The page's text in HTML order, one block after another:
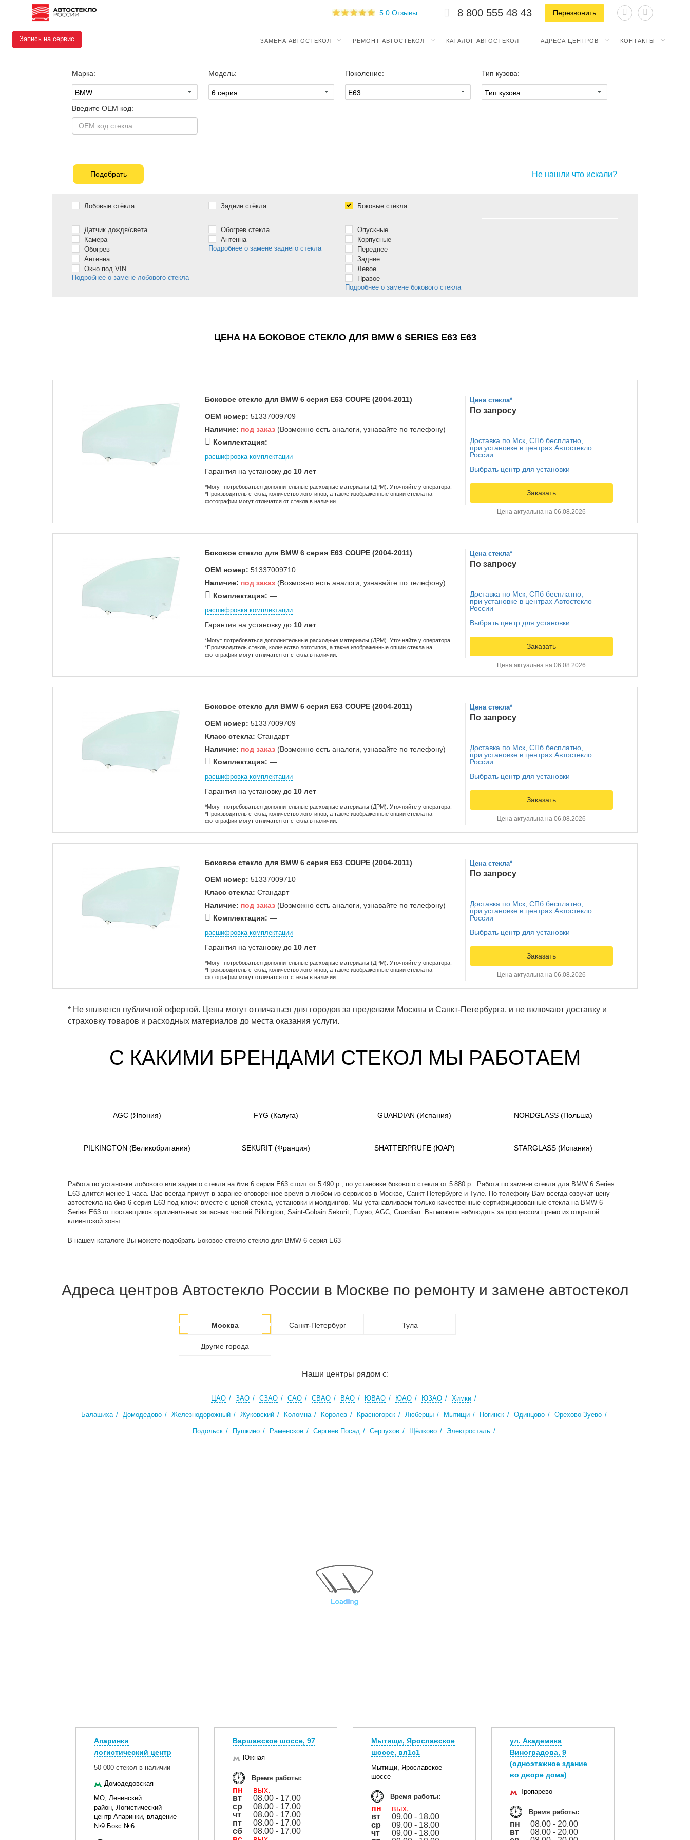
5.0 Отзывы 8 800 555 48 43 Перезвонить
Запись на сервис ЗАМЕНА АВТОСТЕКОЛ РЕМОНТ АВТОСТЕКОЛ КАТАЛОГ АВТОСТЕКОЛ АДРЕСА ЦЕНТРОВ КОНТАКТЫ
Марка: Модель: Поколение: Тип кузова:
Введите OEM код:
Подобрать Не нашли что искали?
Лобовые стёкла
Датчик дождя/света
Камера
Обогрев
Антенна
Окно под VIN
Подробнее о замене лобового стекла
Задние стёкла
Обогрев стекла
Антенна
Подробнее о замене заднего стекла
Боковые стёкла
Опускные
Корпусные
Переднее
Заднее
Левое
Правое
Подробнее о замене бокового стекла
ЦЕНА НА БОКОВОЕ СТЕКЛО ДЛЯ BMW 6 SERIES E63 E63
Боковое стекло для BMW 6 серия E63 COUPE (2004-2011)
OEM номер: 51337009709
Наличие: под заказ(Возможно есть аналоги, узнавайте по телефону)
Комплектация: —
расшифровка комплектации
Гарантия на установку до 10 лет
*Могут потребоваться дополнительные расходные материалы (ДРМ). Уточняйте у оператора.
*Производитель стекла, количество логотипов, а также изображенные опции стекла на
фотографии могут отличатся от стекла в наличии.
Цена стекла*
По запросу
Доставка по Мск, СПб бесплатно,
при установке в центрах Автостекло
России
Выбрать центр для установки
Заказать
Цена актуальна на 06.08.2026
Боковое стекло для BMW 6 серия E63 COUPE (2004-2011)
OEM номер: 51337009710
Наличие: под заказ(Возможно есть аналоги, узнавайте по телефону)
Комплектация: —
расшифровка комплектации
Гарантия на установку до 10 лет
*Могут потребоваться дополнительные расходные материалы (ДРМ). Уточняйте у оператора.
*Производитель стекла, количество логотипов, а также изображенные опции стекла на
фотографии могут отличатся от стекла в наличии.
Цена стекла*
По запросу
Доставка по Мск, СПб бесплатно,
при установке в центрах Автостекло
России
Выбрать центр для установки
Заказать
Цена актуальна на 06.08.2026
Боковое стекло для BMW 6 серия E63 COUPE (2004-2011)
OEM номер: 51337009709
Класс стекла: Стандарт
Наличие: под заказ(Возможно есть аналоги, узнавайте по телефону)
Комплектация: —
расшифровка комплектации
Гарантия на установку до 10 лет
*Могут потребоваться дополнительные расходные материалы (ДРМ). Уточняйте у оператора.
*Производитель стекла, количество логотипов, а также изображенные опции стекла на
фотографии могут отличатся от стекла в наличии.
Цена стекла*
По запросу
Доставка по Мск, СПб бесплатно,
при установке в центрах Автостекло
России
Выбрать центр для установки
Заказать
Цена актуальна на 06.08.2026
Боковое стекло для BMW 6 серия E63 COUPE (2004-2011)
OEM номер: 51337009710
Класс стекла: Стандарт
Наличие: под заказ(Возможно есть аналоги, узнавайте по телефону)
Комплектация: —
расшифровка комплектации
Гарантия на установку до 10 лет
*Могут потребоваться дополнительные расходные материалы (ДРМ). Уточняйте у оператора.
*Производитель стекла, количество логотипов, а также изображенные опции стекла на
фотографии могут отличатся от стекла в наличии.
Цена стекла*
По запросу
Доставка по Мск, СПб бесплатно,
при установке в центрах Автостекло
России
Выбрать центр для установки
Заказать
Цена актуальна на 06.08.2026
* Не является публичной офертой. Цены могут отличаться для городов за пределами Москвы и Санкт-Петербурга, и не включают доставку и
страховку товаров и расходных материалов до места оказания услуги.
С КАКИМИ БРЕНДАМИ СТЕКОЛ МЫ РАБОТАЕМ
AGC (Япония) FYG (Калуга) GUARDIAN (Испания) NORDGLASS (Польша)
PILKINGTON (Великобритания) SEKURIT (Франция) SHATTERPRUFE (ЮАР) STARGLASS (Испания)
Работа по установке лобового или заднего стекла на бмв 6 серия E63 стоит от 5 490 р., по установке бокового стекла от 5 880 р . Работа по замене стекла для BMW 6 Series
E63 длится менее 1 часа. Вас всегда примут в заранее оговоренное время в любом из сервисов в Москве, Санкт-Петербурге и Туле. По телефону Вам всегда озвучат цену
автостекла на бмв 6 серия E63 под ключ: вместе с ценой стекла, установки и молдингов. Мы устанавливаем только качественные сертифицированные стекла на BMW 6
Series E63 от поставщиков оригинальных запасных частей Pilkington, Saint-Gobain Sekurit, Fuyao, AGC, Guardian. Вы можете наблюдать за процессом прямо из открытой
клиентской зоны.
В нашем каталоге Вы можете подобрать Боковое стекло стекло для BMW 6 серия E63
Адреса центров Автостекло России в Москве по ремонту и замене автостекол
Москва Санкт-Петербург Тула
Другие города
Наши центры рядом с:
ЦАО ЗАО СЗАО САО СВАО ВАО ЮВАО ЮАО ЮЗАО Химки
Балашиха Домодедово Железнодорожный Жуковский Коломна Королев Красногорск Люберцы Мытищи Ногинск Одинцово Орехово-Зуево
Подольск Пушкино Раменское Сергиев Посад Серпухов Щёлково Электросталь
Апаринки
логистический центр
50 000 стекол в наличии
Домодедовская
МО, Ленинский
район, Логистический
центр Апаринки, владение
№9 Бокс №6
Варшавское шоссе, 97
Южная
Время работы:
пн
вых.
вт
08.00 - 17.00
ср
08.00 - 17.00
чт
08.00 - 17.00
пт
08.00 - 17.00
сб
08.00 - 17.00
Мытищи, Ярославское
шоссе, вл1с1
Мытищи, Ярославское
шоссе
Время работы:
пн
вых.
вт
09.00 - 18.00
ср
09.00 - 18.00
чт
09.00 - 18.00
ул. Академика
Виноградова, 9
(одноэтажное здание
во дворе дома)
Тропарево
Время работы:
пн
08.00 - 20.00
вт
08.00 - 20.00